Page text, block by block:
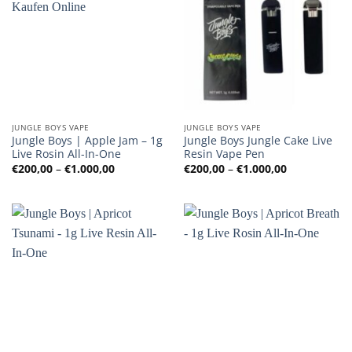
JUNGLE BOYS VAPE
Jungle Boys | Apple Jam – 1g
Live Rosin All-In-One
€200,00 – €1.000,00Preisspanne:
€200,00
JUNGLE BOYS VAPE
Jungle Boys Jungle Cake Live
Resin Vape Pen
€200,00 – €1.000,00
€200,00